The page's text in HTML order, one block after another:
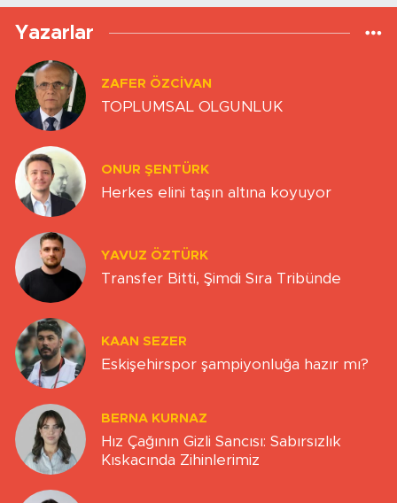
Yazarlar
ZAFER ÖZCIVAN
TOPLUMSAL OLGUNLUK
ONUR ŞENTÜRK
Herkes elini taşın altına koyuyor
YAVUZ ÖZTÜRK
Transfer Bitti, Şimdi Sıra Tribünde
KAAN SEZER
Eskişehirspor şampiyonluğa hazır mı?
BERNA KURNAZ
Hız Çağının Gizli Sancısı: Sabırsızlık
Kıskacında Zihinlerimiz